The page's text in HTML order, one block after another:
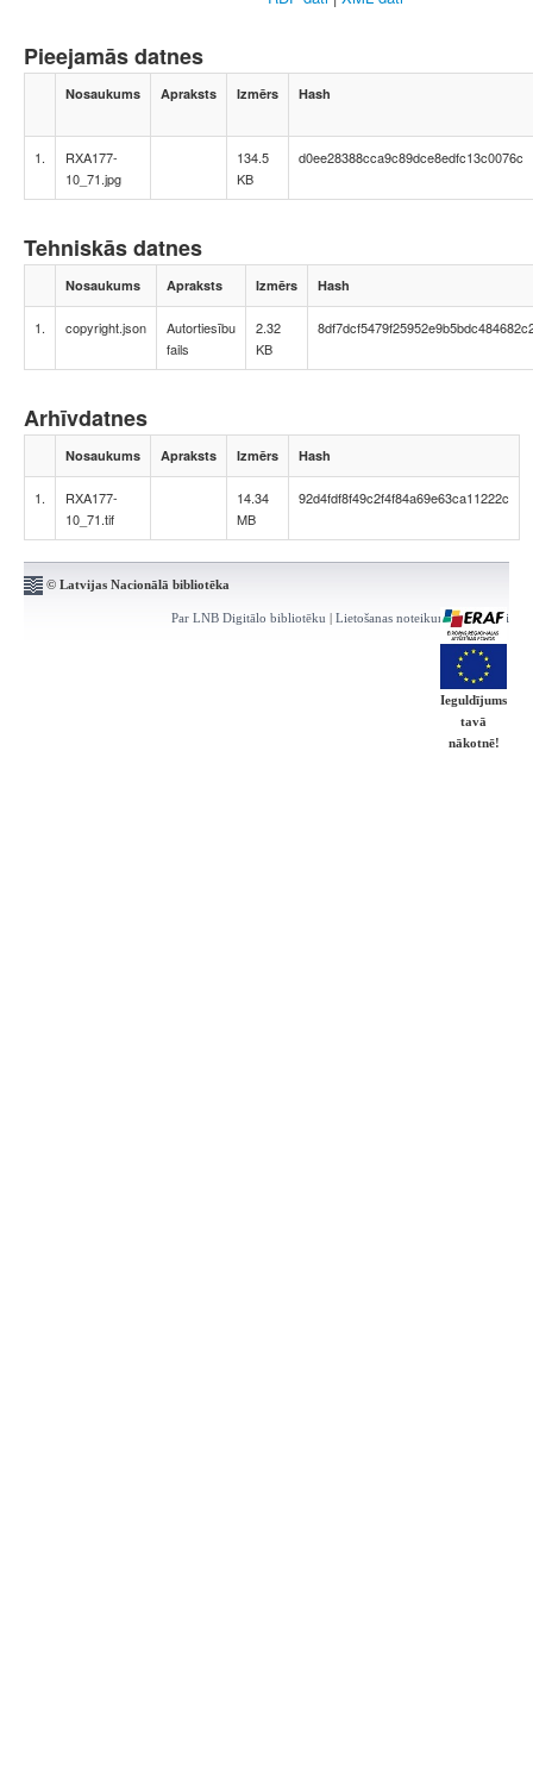
Pieejamās datnes
Nosaukums Apraksts Izmērs Hash
1.
RXA177-
10_71.jpg
134.5
KB
d0ee28388cca9c89dce8edfc13c0076c
Tehniskās datnes
Nosaukums Apraksts Izmērs Hash
1. copyright.json
Autortiesību
fails
2.32
KB
Arhīvdatnes
Nosaukums Apraksts Izmērs Hash
1.
RXA177-
10_71.tif
14.34
MB
92d4fdf8f49c2f4f84a69e63ca11222c
© Latvijas Nacionālā bibliotēka
Par LNB Digitālo bibliotēku | Lietošanas noteikumi | Kontakti
Ieguldījums
tavā
nākotnē!